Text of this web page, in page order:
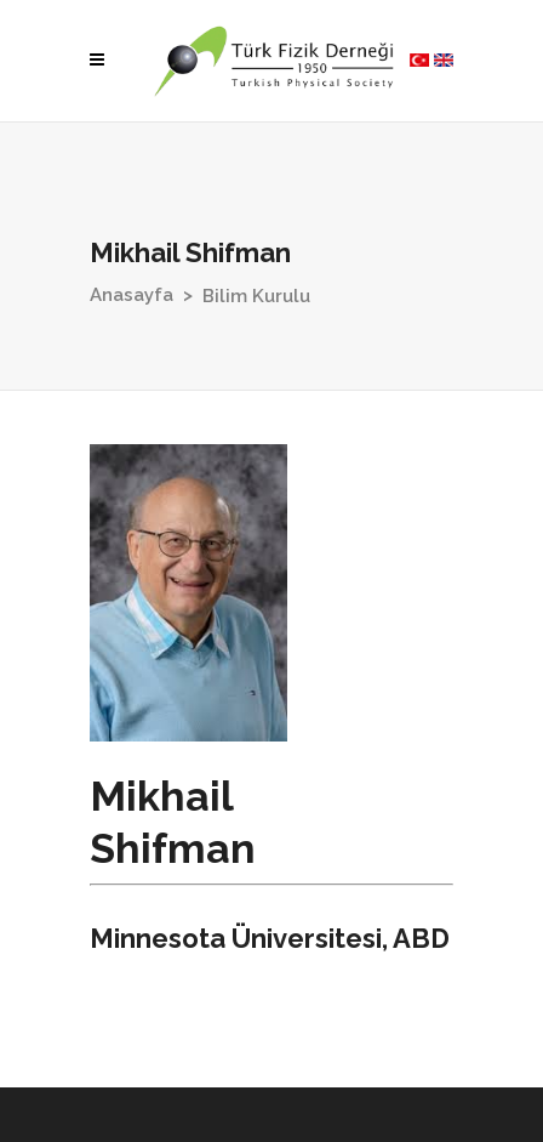
Mikhail Shifman
Anasayfa > Bilim Kurulu
Mikhail
Shifman
Minnesota Üniversitesi, ABD